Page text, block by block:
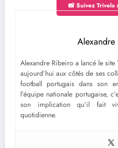
📸 Suivez Trivela
Alexandre Ribeiro a lancé le
aujourd’hui aux côtés de ses
football portugais dans son
l’équipe nationale portugaise,
son implication qu’il fait
quotidienne.